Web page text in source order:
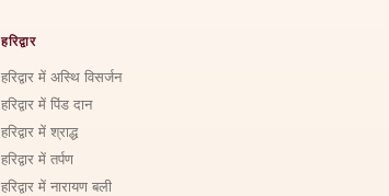
हरिद्वार
हरिद्वार में अस्थि विसर्जन
हरिद्वार में पिंड दान
हरिद्वार में श्राद्ध
हरिद्वार में तर्पण
हरिद्वार में नारायण बली